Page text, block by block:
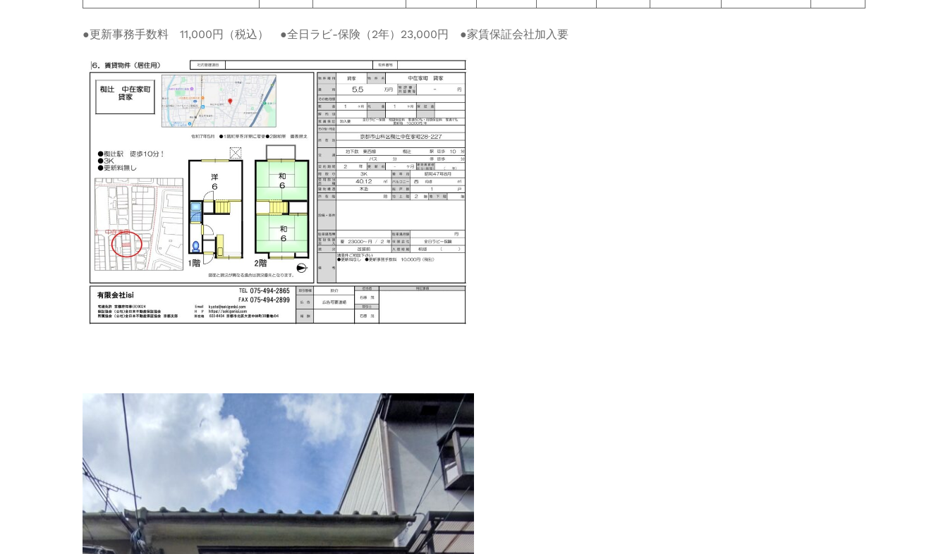
●更新事務手数料 11,000円（税込） ●全日ラビ-保険（2年）23,000円 ●家賃保証会社加入要